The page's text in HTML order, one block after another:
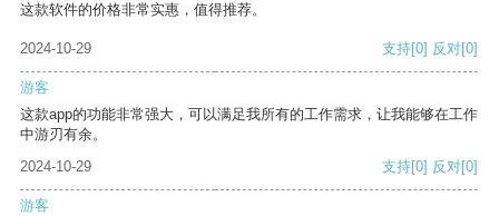
这款软件的价格非常实惠，值得推荐。
2024-10-29 支持[0] 反对[0]
游客
这款app的功能非常强大，可以满足我所有的工作需求，让我能够在工作
中游刃有余。
2024-10-29
支持[0] 反对[0]
游客